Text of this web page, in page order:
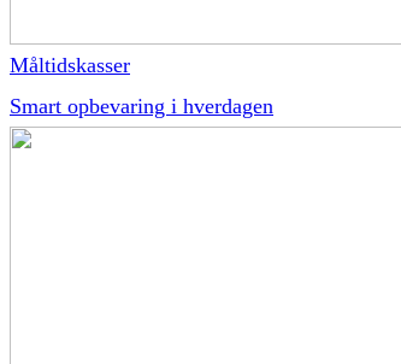
Måltidskasser
Smart opbevaring i hverdagen